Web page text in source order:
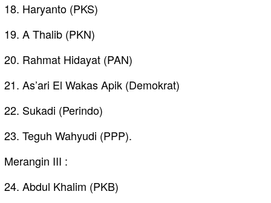
18. Haryanto (PKS)
19. A Thalib (PKN)
20. Rahmat Hidayat (PAN)
21. As’ari El Wakas Apik (Demokrat)
22. Sukadi (Perindo)
23. Teguh Wahyudi (PPP).
Merangin III :
24. Abdul Khalim (PKB)